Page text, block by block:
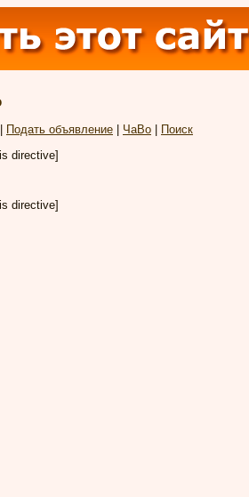
Подать объявление ЧаВо
Поиск
directive]
directive]